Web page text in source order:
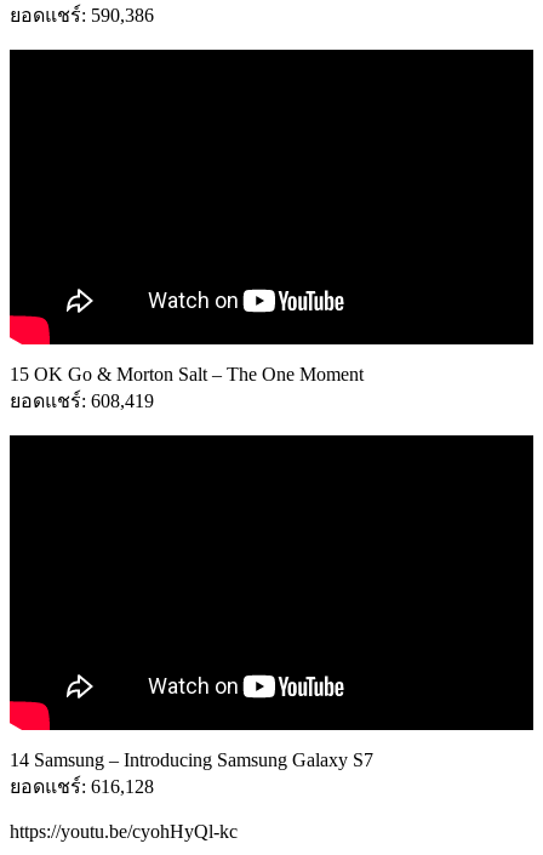
ยอดแชร์: 590,386
15 OK Go & Morton Salt – The One Moment
ยอดแชร์: 608,419
14 Samsung – Introducing Samsung Galaxy S7
ยอดแชร์: 616,128
https://youtu.be/cyohHyQl-kc